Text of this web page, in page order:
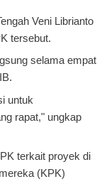
Veni Librianto
tersebut.
selama empat
untuk
rapat," ungkap
terkait proyek di
(KPK)